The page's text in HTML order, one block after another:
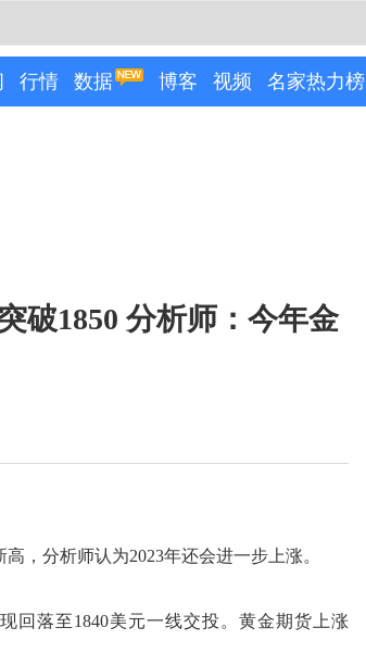
行情 数据 博客 视频 名家热力榜
破1850 分析师：今年金
分析师认为2023年还会进一步上涨。
回落至1840美元一线交投。黄金期货上涨